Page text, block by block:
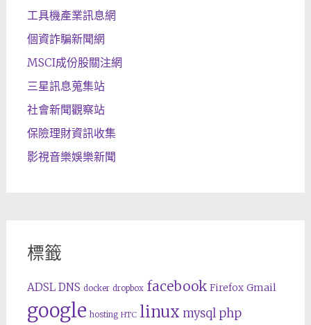
工具機產業訊息網
個資詐騙新聞網
MSCI成份股關注網
三星訊息蒐集站
社會新聞觀察站
保險理財資訊收集
影視音樂娛樂新聞
標籤
ADSL DNS docker dropbox facebook Firefox Gmail
google hosting HTC linux mysql php